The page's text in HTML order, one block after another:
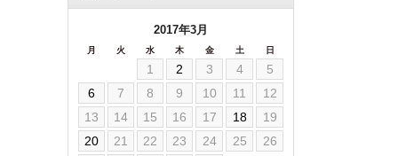
2017年3月
月 火 水 木 金 土 日
1 2 3 4
5
6
7 8 9 10 11
12
13
14 15 16 17 18
19
20
21 22 23 24 25
26